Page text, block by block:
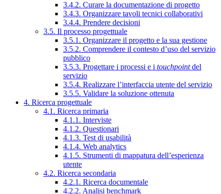
3.4.2. Curare la documentazione di progetto
3.4.3. Organizzare tavoli tecnici collaborativi
3.4.4. Prendere decisioni
3.5. Il processo progettuale
3.5.1. Organizzare il progetto e la sua gestione
3.5.2. Comprendere il contesto d’uso del servizio
pubblico
3.5.3. Progettare i processi e i touchpointdel
servizio
3.5.4. Realizzare l’interfaccia utente del servizio
3.5.5. Validare la soluzione ottenuta
4. Ricerca progettuale
4.1. Ricerca primaria
4.1.1. Interviste
4.1.2. Questionari
4.1.3. Test di usabilità
4.1.4. Web analytics
4.1.5. Strumenti di mappatura dell’esperienza
utente
4.2. Ricerca secondaria
4.2.1. Ricerca documentale
4.2.2. Analisi benchmark